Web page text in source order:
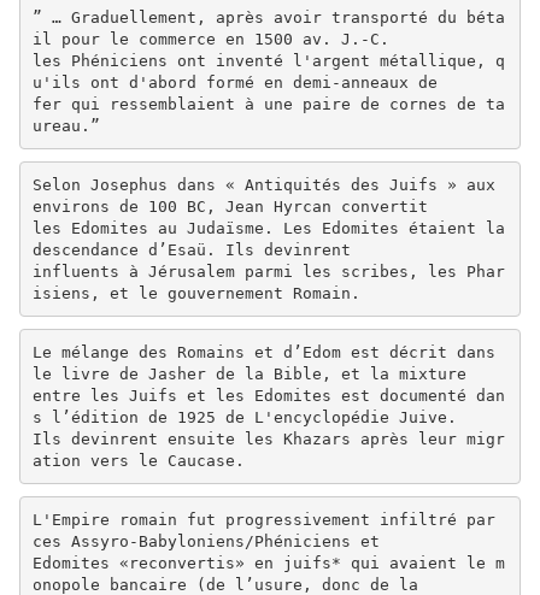
” … Graduellement, après avoir transporté du béta
il pour le commerce en 1500 av. J.-C.
les Phéniciens ont inventé l'argent métallique, q
u'ils ont d'abord formé en demi-anneaux de
fer qui ressemblaient à une paire de cornes de ta
ureau.”
Selon Josephus dans « Antiquités des Juifs » aux
environs de 100 BC, Jean Hyrcan convertit
les Edomites au Judaïsme. Les Edomites étaient la
descendance d’Esaü. Ils devinrent
influents à Jérusalem parmi les scribes, les Phar
isiens, et le gouvernement Romain.
Le mélange des Romains et d’Edom est décrit dans
le livre de Jasher de la Bible, et la mixture
entre les Juifs et les Edomites est documenté dan
s l’édition de 1925 de L'encyclopédie Juive.
Ils devinrent ensuite les Khazars après leur migr
ation vers le Caucase.
L'Empire romain fut progressivement infiltré par
ces Assyro-Babyloniens/Phéniciens et
Edomites «reconvertis» en juifs* qui avaient le m
onopole bancaire (de l’usure, donc de la